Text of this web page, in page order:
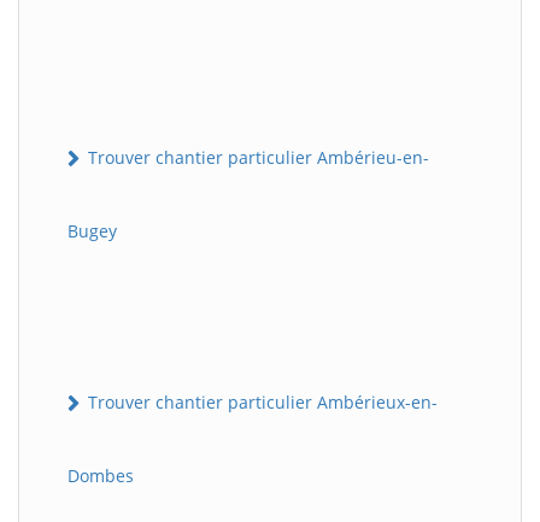
Trouver chantier particulier Ambérieu-en-
Bugey
Trouver chantier particulier Ambérieux-en-
Dombes